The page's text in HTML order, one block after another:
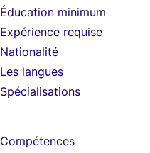
Éducation minimum
Expérience requise
Nationalité
Les langues
Spécialisations
Compétences